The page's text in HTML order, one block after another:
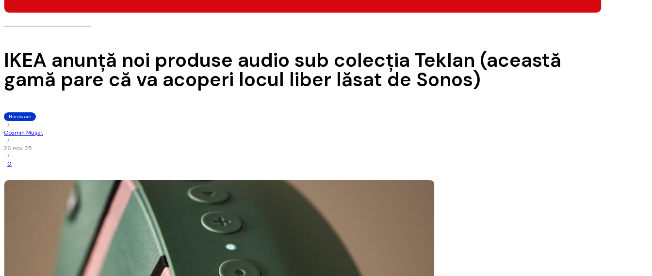
IKEA anunţă noi produse audio sub colecția Teklan (această
gamă pare că va acoperi locul liber lăsat de Sonos)
Hardware
/
Cosmin Mușat
/
26 nov. 25
/
0